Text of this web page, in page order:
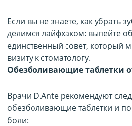
Если вы не знаете, как убрать
делимся лайфхаком: выпейте
единственный совет, который
визиту к стоматологу.
Обезболивающие таблетки
Врачи D.Ante рекомендуют
обезболивающие таблетки и
боли: